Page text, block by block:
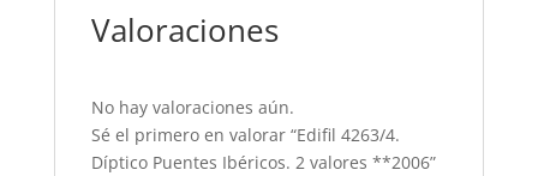
Valoraciones
No hay valoraciones aún.
Sé el primero en valorar “Edifil 4263/4.
Díptico Puentes Ibéricos. 2 valores **2006”